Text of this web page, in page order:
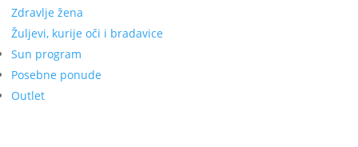
Zdravlje žena
Žuljevi, kurije oči i bradavice
Sun program
Posebne ponude
Outlet